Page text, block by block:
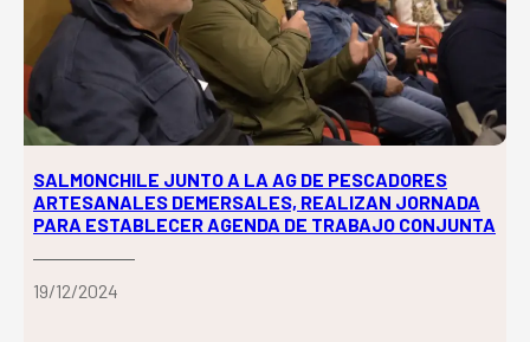
SALMONCHILE JUNTO A LA AG DE PESCADORES
ARTESANALES DEMERSALES, REALIZAN JORNADA
PARA ESTABLECER AGENDA DE TRABAJO CONJUNTA
19/12/2024